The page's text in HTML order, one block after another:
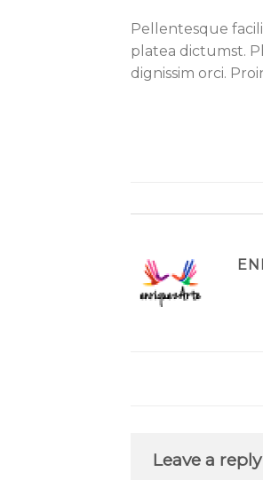
Pellentesque
platea dictumst.
dignissim orci.
Leave a reply